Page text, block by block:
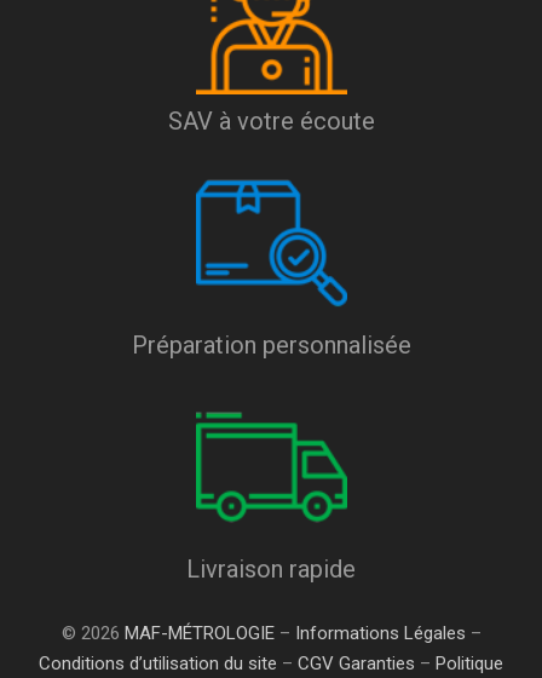
SAV à votre écoute
Préparation personnalisée
Livraison rapide
© 2026 MAF-MÉTROLOGIE– Informations Légales –
Conditions d’utilisation du site – CGV Garanties – Politique